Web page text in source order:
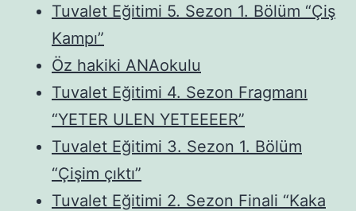
Tuvalet Eğitimi 5. Sezon 1. Bölüm “Çiş
Kampı”
Öz hakiki ANAokulu
Tuvalet Eğitimi 4. Sezon Fragmanı
“YETER ULEN YETEEEER”
Tuvalet Eğitimi 3. Sezon 1. Bölüm
“Çişim çıktı”
Tuvalet Eğitimi 2. Sezon Finali “Kaka